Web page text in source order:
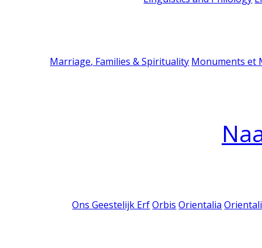
Marriage, Families & Spirituality Monuments et
Ons Geestelijk Erf Orbis Orientalia